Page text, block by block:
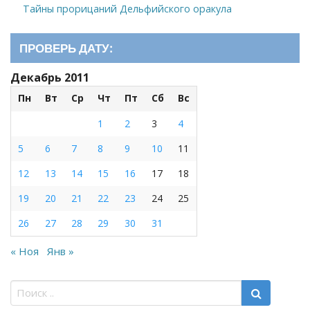
Тайны прорицаний Дельфийского оракула
ПРОВЕРЬ ДАТУ:
Декабрь 2011
Пн Вт Ср Чт Пт Сб
Вс
1
2 3
4
5
6 7 8 9 10
11
12
13 14 15 16 17
18
19
20 21 22 23 24
25
26
27 28 29 30 31
« Ноя Янв »